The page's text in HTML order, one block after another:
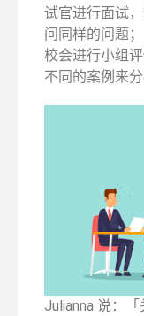
试官进行面试
问同样的问题
校会进行小组
不同的案例来
Julianna 说：